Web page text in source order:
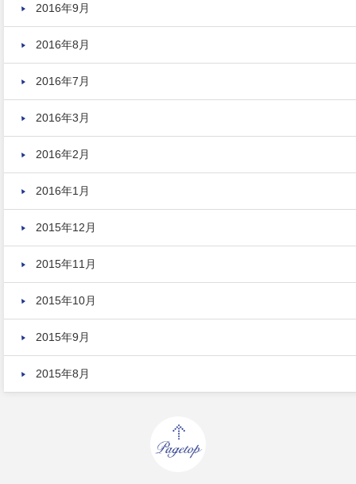
2016年9月
2016年8月
2016年7月
2016年3月
2016年2月
2016年1月
2015年12月
2015年11月
2015年10月
2015年9月
2015年8月